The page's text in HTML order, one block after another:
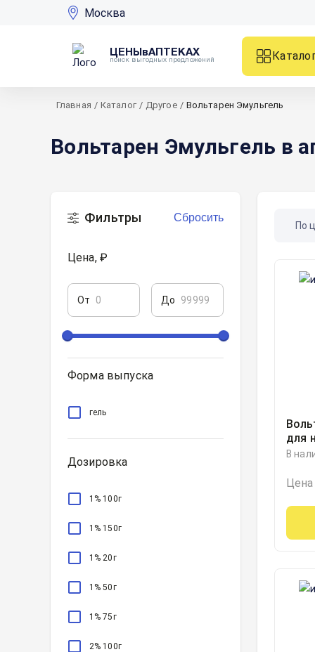
Москва
ЦЕНЫвАПТЕКАХ
поиск выгодных предложений
Главная / Каталог / Другое / Вольтарен Эмульгель
Вольтарен Эмульгель в
Фильтры Сбросить
Цена, ₽
От До
Форма выпуска
гель
Дозировка
1% 100г
1% 150г
1% 20г
1% 50г
1% 75г
2% 100г
По
для
1%
В
Цена